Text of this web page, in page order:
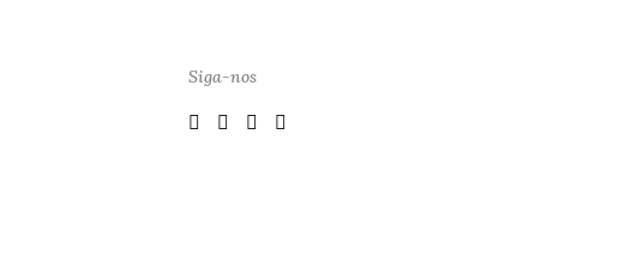
Siga-nos